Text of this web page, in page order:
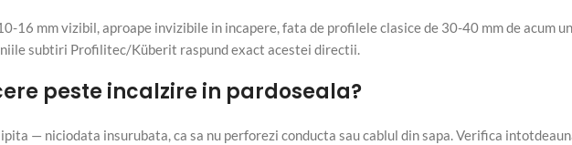
16 mm vizibil, aproape invizibile in incapere, fata de profilele clasice de 30-40 mm de acum un
subtiri Profilitec/Küberit raspund exact acestei directii.
peste incalzire in pardoseala?
— niciodata insurubata, ca sa nu perforezi conducta sau cablul din sapa. Verifica